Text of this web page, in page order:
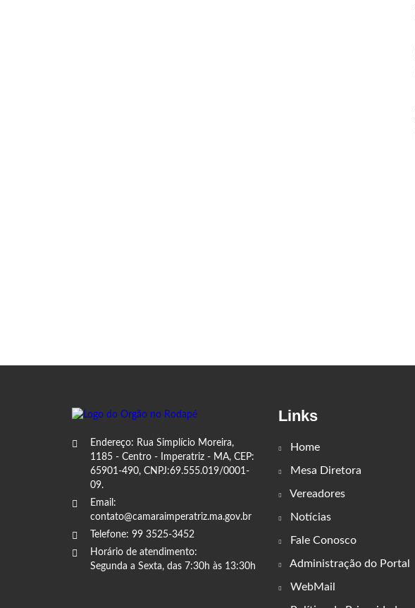
Endereço: Rua Simplício Moreira,
1185 - Centro - Imperatriz - MA, CEP:
65901-490, CNPJ:69.555.019/0001-
09.
Email:
contato@camaraimperatriz.ma.gov.br
Telefone: 99 3525-3452
Horário de atendimento:
Segunda a Sexta, das 7:30h às 13:30h
Links
Home
Mesa Diretora
Vereadores
Notícias
Fale Conosco
Administração do Portal
WebMail